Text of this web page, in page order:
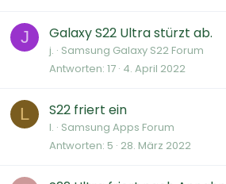
J Galaxy S22 Ultra stürzt ab.
j. Samsung Galaxy S22 Forum
Antworten 17 4. April 2022
L S22 friert ein
l. Samsung Apps Forum
Antworten 5 28. März 2022